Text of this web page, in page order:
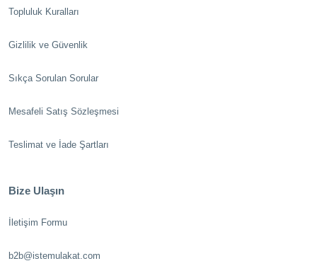
Topluluk Kuralları
Gizlilik ve Güvenlik
Sıkça Sorulan Sorular
Mesafeli Satış Sözleşmesi
Teslimat ve İade Şartları
Bize Ulaşın
İletişim Formu
b2b@istemulakat.com